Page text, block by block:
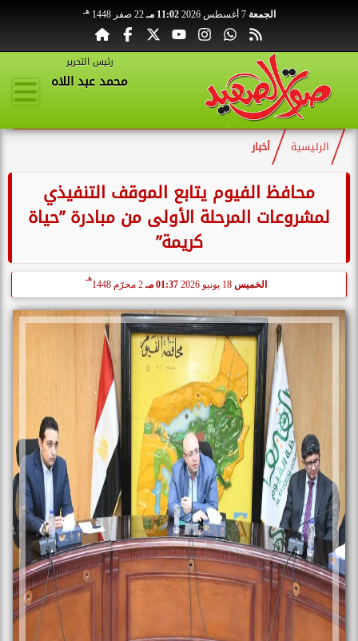
الجمعة 7 أغسطس 2026 11:02 مـ 22 صفر 1448 هـ
رئيس التحرير
محمد عبد اللاه
الرئيسية أخبار
محافظ الفيوم يتابع الموقف التنفيذي
لمشروعات المرحلة الأولى من مبادرة ”حياة
كريمة”
الخميس 18 يونيو 2026 01:37 مـ 2 محرّم 1448
هـ